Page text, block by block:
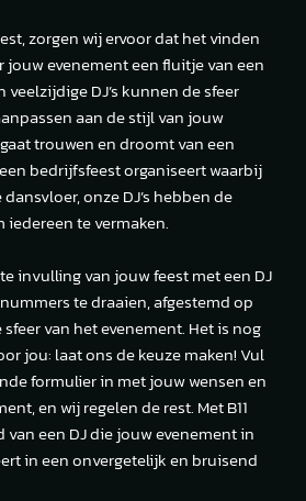
zorgen wij ervoor dat het vinden
jouw evenement een fluitje van een
veelzijdige DJ’s kunnen de sfeer
aan de stijl van jouw
trouwen en droomt van een
bedrijfsfeest organiseert waarbij
onze DJ’s hebben de
iedereen te vermaken.
invulling van jouw feest met een DJ
te draaien, afgestemd op
van het evenement. Het is nog
jou: laat ons de keuze maken! Vul
formulier in met jouw wensen en
en wij regelen de rest. Met B11
van een DJ die jouw evenement in
in een onvergetelijk en bruisend